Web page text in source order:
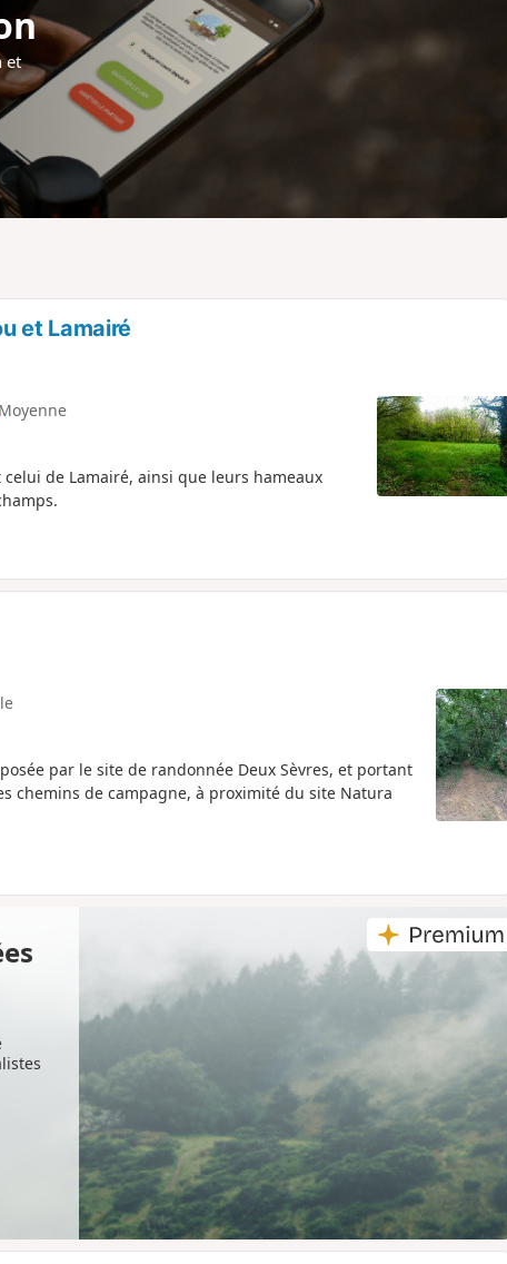
et
et Lamairé
Moyenne
de Lamairé, ainsi que leurs hameaux
par le site de randonnée Deux Sèvres, et portant
chemins de campagne, à proximité du site Natura